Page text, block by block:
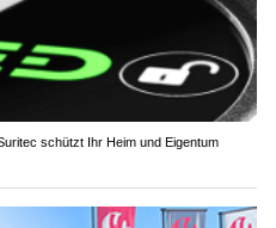
schützt Ihr Heim und Eigentum